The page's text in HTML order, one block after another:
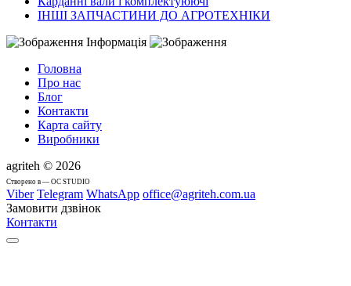
ІНШІ ЗАПЧАСТИНИ ДО АГРОТЕХНІКИ
Інформація
Головна
Про нас
Блог
Контакти
Карта сайту
Виробники
agriteh © 2026
Cтворено в — OC STUDIO
Viber Telegram WhatsApp office@agriteh.com.ua
Замовити дзвінок
Контакти